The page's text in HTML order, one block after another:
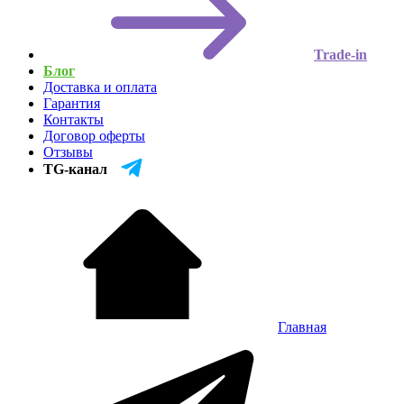
Trade-in
Блог
Доставка и оплата
Гарантия
Контакты
Договор оферты
Отзывы
TG-канал
Главная